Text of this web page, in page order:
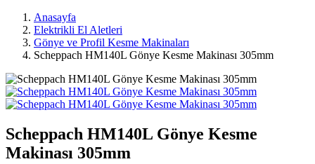
Anasayfa
Elektrikli El Aletleri
Gönye ve Profil Kesme Makinaları
Scheppach HM140L Gönye Kesme Makinası 305mm
Scheppach HM140L Gönye Kesme
Makinası 305mm